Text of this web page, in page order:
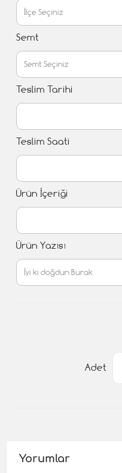
Semt
Teslim Tarihi
Teslim Saati
Ürün İçeriği
Ürün Yazısı
Adet
Yorumlar